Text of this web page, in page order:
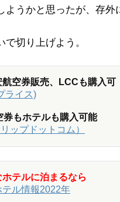
ようかと思ったが、存外
切り上げよう。
空券販売、LCCも購入可
ライス)
もホテルも購入可能
ップドットコム）
テルに泊まるなら
ル情報2022年